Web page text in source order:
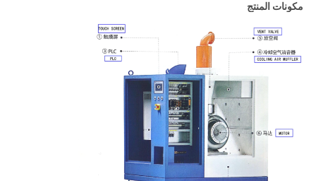
مكونات المنتج